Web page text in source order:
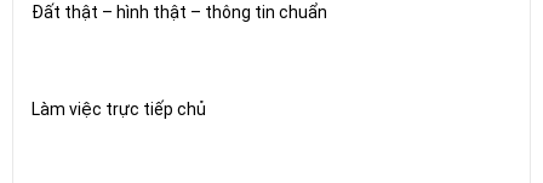
Đất thật – hình thật – thông tin chuẩn
Làm việc trực tiếp chủ